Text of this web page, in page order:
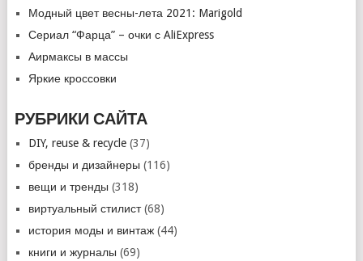
Модный цвет весны-лета 2021: Marigold
Сериал “Фарца” – очки с AliExpress
Аирмаксы в массы
Яркие кроссовки
РУБРИКИ САЙТА
DIY, reuse & recycle(37)
бренды и дизайнеры (116)
вещи и тренды (318)
виртуальный стилист(68)
история моды и винтаж(44)
книги и журналы (69)